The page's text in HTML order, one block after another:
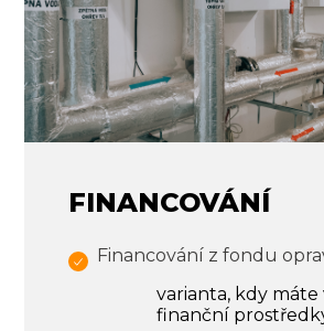
FINANCOVÁNÍ
Financování z fondu
varianta, kdy máte
finanční